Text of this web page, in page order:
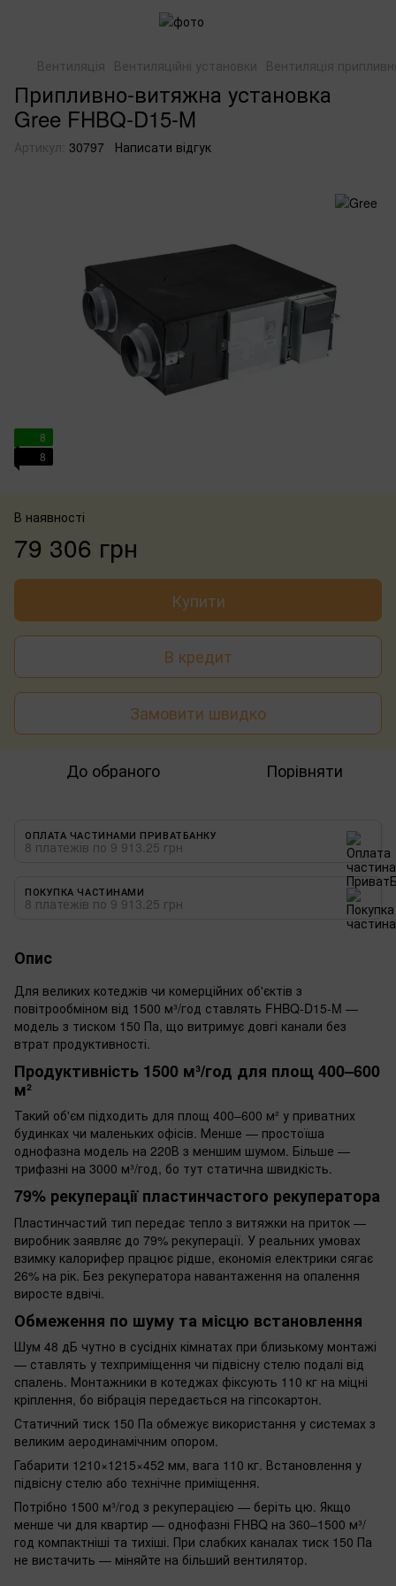
Вентиляція Вентиляційні установки Вентиляція
Припливно-витяжна установка
Gree FHBQ-D15-M
Артикул: 30797 Написати відгук
8
8
В наявності
79 306 грн
Купити
В кредит
Замовити швидко
До обраного Порівняти
ОПЛАТА ЧАСТИНАМИ ПРИВАТБАНКУ
8 платежів по 9 913.25 грн
ПОКУПКА ЧАСТИНАМИ
8 платежів по 9 913.25 грн
Опис
Для великих котеджів чи комерційних об'єктів з
повітрообміном від 1500 м³/год ставлять FHBQ-D15-M —
модель з тиском 150 Па, що витримує довгі канали без
втрат продуктивності.
Продуктивність 1500 м³/год для площ 400–600
м²
Такий об'єм підходить для площ 400–600 м² у приватних
будинках чи маленьких офісів. Менше — простоїша
однофазна модель на 220В з меншим шумом. Більше —
трифазні на 3000 м³/год, бо тут статична швидкість.
79% рекуперації пластинчастого рекуператора
Пластинчастий тип передає тепло з витяжки на приток —
виробник заявляє до 79% рекуперації. У реальних умовах
взимку калорифер працює рідше, економія електрики сягає
26% на рік. Без рекуператора навантаження на опалення
виросте вдвічі.
Обмеження по шуму та місцю встановлення
Шум 48 дБ чутно в сусідніх кімнатах при близькому монтажі
— ставлять у техприміщення чи підвісну стелю подалі від
спалень. Монтажники в котеджах фіксують 110 кг на міцні
кріплення, бо вібрація передається на гіпсокартон.
Статичний тиск 150 Па обмежує використання у системах з
великим аеродинамічним опором.
Габарити 1210×1215×452 мм, вага 110 кг. Встановлення у
підвісну стелю або технічне приміщення.
Потрібно 1500 м³/год з рекуперацією — беріть цю. Якщо
менше чи для квартир — однофазні FHBQ на 360–1500 м³/
год компактніші та тихіші. При слабких каналах тиск 150 Па
не вистачить — міняйте на більший вентилятор.